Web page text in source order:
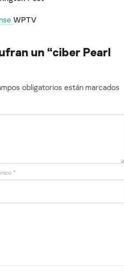
WPTV
un “ciber Pearl
obligatorios están marcados
*